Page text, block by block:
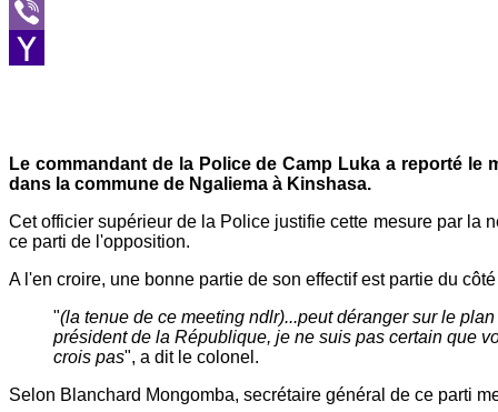
Message
Viber
Le commandant de la Police de Camp Luka a reporté
dans la commune de Ngaliema à Kinshasa.
Cet officier supérieur de la Police justifie cette mesure par la
ce parti de l'opposition.
A l'en croire, une bonne partie de son effectif est partie du
"(la tenue de ce meeting ndlr)...peut déranger sur le
président de la République, je ne suis pas certain que
crois pas", a dit le colonel.
Selon Blanchard Mongomba, secrétaire général de ce parti